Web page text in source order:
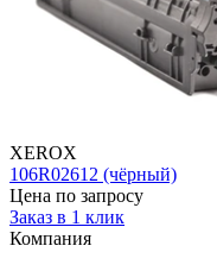
XEROX
106R02612 (чёрный)
Цена по запросу
Заказ в 1 клик
Компания